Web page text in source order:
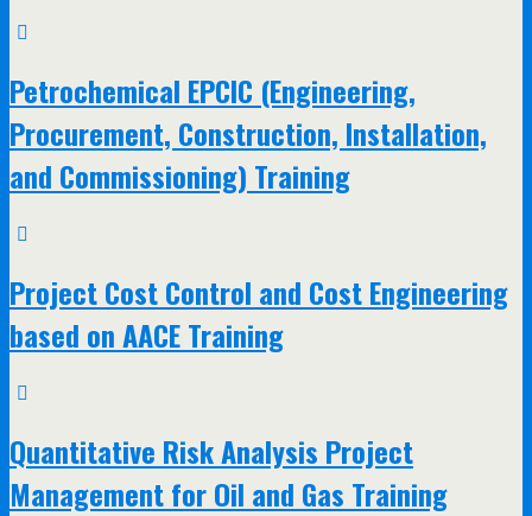
Petrochemical EPCIC (Engineering,
Procurement, Construction, Installation,
and Commissioning) Training
Project Cost Control and Cost Engineering
based on AACE Training
Quantitative Risk Analysis Project
Management for Oil and Gas Training